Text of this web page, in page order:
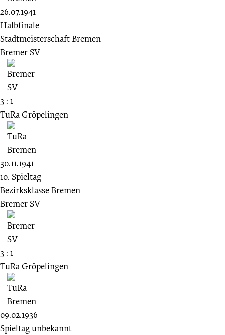
26.07.1941
Halbfinale
Stadtmeisterschaft Bremen
Bremer SV
3 : 1
TuRa Gröpelingen
30.11.1941
10. Spieltag
Bezirksklasse Bremen
Bremer SV
3 : 1
TuRa Gröpelingen
09.02.1936
Spieltag unbekannt